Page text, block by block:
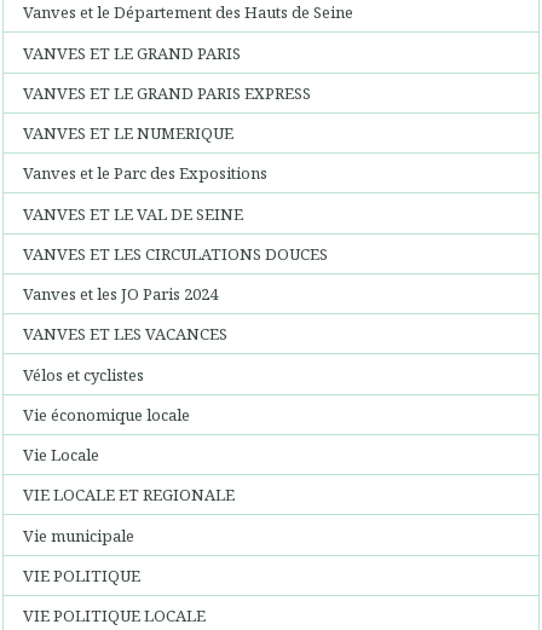
Vanves et le Département des Hauts de Seine
VANVES ET LE GRAND PARIS
VANVES ET LE GRAND PARIS EXPRESS
VANVES ET LE NUMERIQUE
Vanves et le Parc des Expositions
VANVES ET LE VAL DE SEINE
VANVES ET LES CIRCULATIONS DOUCES
Vanves et les JO Paris 2024
VANVES ET LES VACANCES
Vélos et cyclistes
Vie économique locale
Vie Locale
VIE LOCALE ET REGIONALE
Vie municipale
VIE POLITIQUE
VIE POLITIQUE LOCALE